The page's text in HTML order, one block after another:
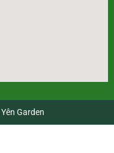
Garden